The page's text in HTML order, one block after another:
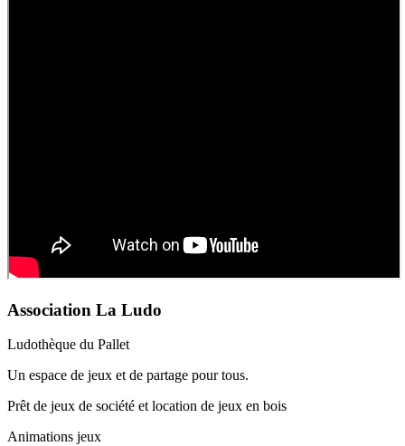
Association La Ludo
Ludothèque du Pallet
Un espace de jeux et de partage pour tous.
Prêt de jeux de société et location de jeux en bois
Animations jeux